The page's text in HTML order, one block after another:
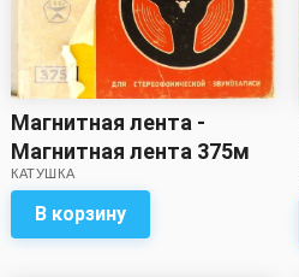
Магнитная лента -
Магнитная лента 375м
Свема (с записью)*
КАТУШКА
В корзину